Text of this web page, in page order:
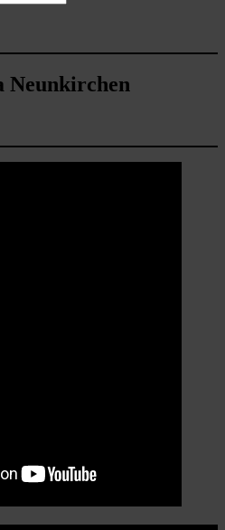
Neunkirchen